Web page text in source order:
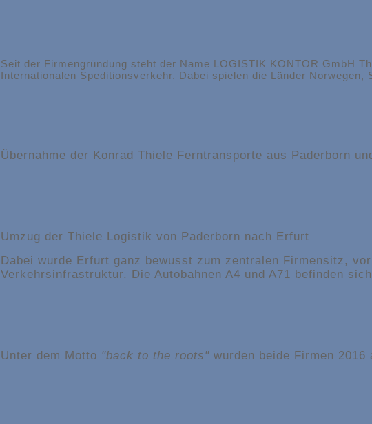
Seit der Firmengründung steht der Name LOGISTIK KONTOR GmbH
Internationalen Speditionsverkehr. Dabei spielen die Länder Norwegen,
Übernahme der Konrad Thiele Ferntransporte aus Paderborn
Umzug der Thiele Logistik von Paderborn nach Erfurt
Dabei wurde Erfurt ganz bewusst zum zentralen Firmensitz,
Verkehrsinfrastruktur. Die Autobahnen A4 und A71 befinden
Unter dem Motto "back to the roots" wurden beide Firmen 2016